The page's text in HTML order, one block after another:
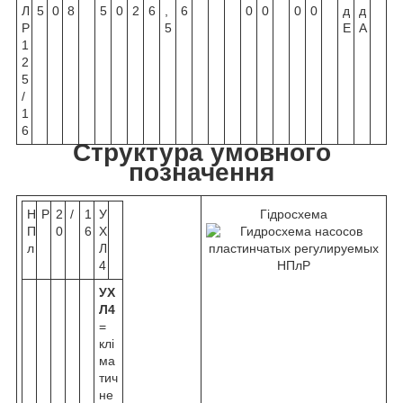
Л
Р
1
2
5
/
1
6
5 0 8
5
0
2
6
5
6
0
0
0
0
д
Е
д
А
Структура умовного
позначення
Н
П
л
Р 2
0
/
1
6
У
Х
Л
4
УХ
Л4
=
клі
ма
тич
не
Гідросхема